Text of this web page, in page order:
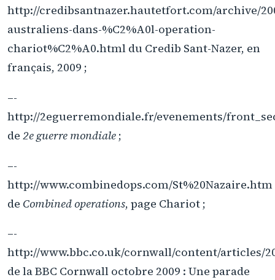
http://credibsantnazer.hautetfort.com/archive/
australiens-dans-%C2%A0l-operation-
chariot%C2%A0.html du Credib Sant-Nazer, en
français, 2009 ;
–-
http://2eguerremondiale.fr/evenements/
de 2e guerre mondiale ;
–-
http://www.combinedops.com/St%20Nazaire.htm
de Combined operations, page Chariot ;
–-
http://www.bbc.co.uk/cornwall/content/articles/
de la BBC Cornwall octobre 2009 : Une parade